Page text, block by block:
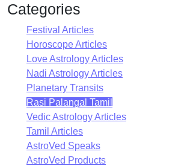
Categories
Festival Articles
Horoscope Articles
Love Astrology Articles
Nadi Astrology Articles
Planetary Transits
Rasi Palangal Tamil
Vedic Astrology Articles
Tamil Articles
AstroVed Speaks
AstroVed Products